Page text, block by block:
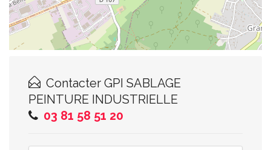
Contacter GPI SABLAGE
PEINTURE INDUSTRIELLE
03 81 58 51 20